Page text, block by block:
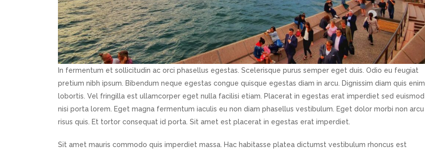
In fermentum et sollicitudin ac orci phasellus egestas. Scelerisque purus semper eget duis. Odio eu feugiat
pretium nibh ipsum. Bibendum neque egestas congue quisque egestas diam in arcu. Dignissim diam quis enim
lobortis. Vel fringilla est ullamcorper eget nulla facilisi etiam. Placerat in egestas erat imperdiet sed euismod
nisi porta lorem. Eget magna fermentum iaculis eu non diam phasellus vestibulum. Eget dolor morbi non arcu
risus quis. Et tortor consequat id porta. Sit amet est placerat in egestas erat imperdiet.
Sit amet mauris commodo quis imperdiet massa. Hac habitasse platea dictumst vestibulum rhoncus est